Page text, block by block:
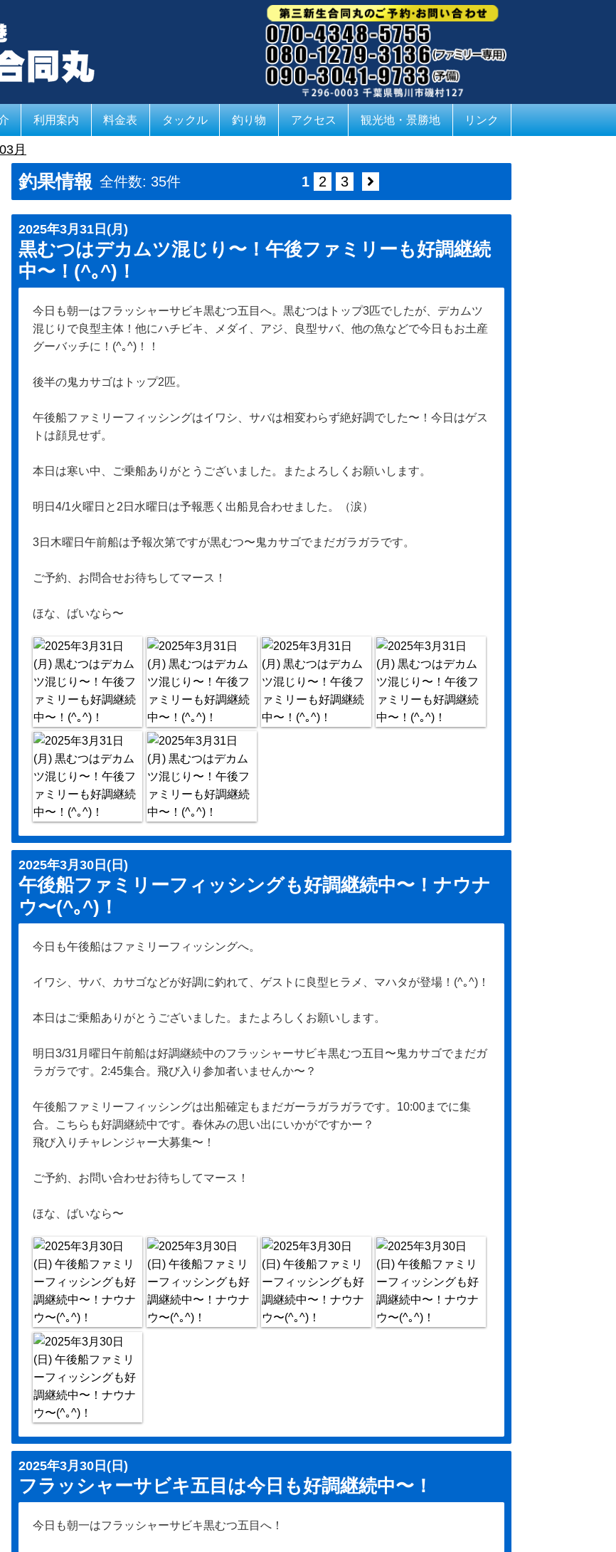
利用案内 料金表 タックル 釣り物 アクセス 観光地・景勝地 リンク
月
釣果情報 全件数: 35件 1 2 3
2025年3月31日(月)
黒むつはデカムツ混じり〜！午後ファミリーも好調継続
中〜！(^｡^)！
今日も朝一はフラッシャーサビキ黒むつ五目へ。黒むつはトップ3匹でしたが、デカムツ
混じりで良型主体！他にハチビキ、メダイ、アジ、良型サバ、他の魚などで今日もお土産
グーバッチに！(^｡^)！！
後半の鬼カサゴはトップ2匹。
午後船ファミリーフィッシングはイワシ、サバは相変わらず絶好調でした〜！今日はゲス
トは顔見せず。
本日は寒い中、ご乗船ありがとうございました。またよろしくお願いします。
明日4/1火曜日と2日水曜日は予報悪く出船見合わせました。（涙）
3日木曜日午前船は予報次第ですが黒むつ〜鬼カサゴでまだガラガラです。
ご予約、お問合せお待ちしてマース！
ほな、ばいなら〜
2025年3月30日(日)
午後船ファミリーフィッシングも好調継続中〜！ナウナ
ウ〜(^｡^)！
今日も午後船はファミリーフィッシングへ。
イワシ、サバ、カサゴなどが好調に釣れて、ゲストに良型ヒラメ、マハタが登場！(^｡^)！
本日はご乗船ありがとうございました。またよろしくお願いします。
明日3/31月曜日午前船は好調継続中のフラッシャーサビキ黒むつ五目〜鬼カサゴでまだガ
ラガラです。2:45集合。飛び入り参加者いませんか〜？
午後船ファミリーフィッシングは出船確定もまだガーラガラガラです。10:00までに集
合。こちらも好調継続中です。春休みの思い出にいかがですかー？
飛び入りチャレンジャー大募集〜！
ご予約、お問い合わせお待ちしてマース！
ほな、ばいなら〜
2025年3月30日(日)
フラッシャーサビキ五目は今日も好調継続中〜！
今日も朝一はフラッシャーサビキ黒むつ五目へ！